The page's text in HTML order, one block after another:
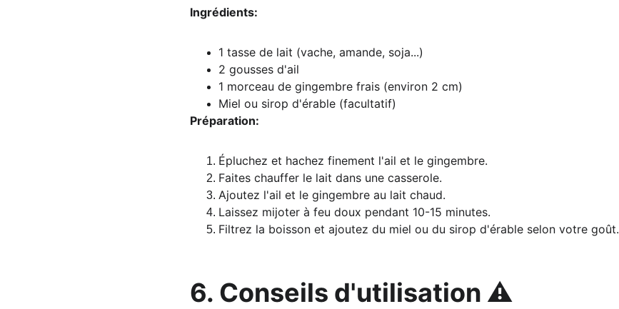
Ingrédients:
1 tasse de lait (vache, amande, soja...)
2 gousses d'ail
1 morceau de gingembre frais (environ 2 cm)
Miel ou sirop d'érable (facultatif)
Préparation:
Épluchez et hachez finement l'ail et le gingembre.
Faites chauffer le lait dans une casserole.
Ajoutez l'ail et le gingembre au lait chaud.
Laissez mijoter à feu doux pendant 10-15 minutes.
Filtrez la boisson et ajoutez du miel ou du sirop d'érable selon votre goût.
6. Conseils d'utilisation ⚠️